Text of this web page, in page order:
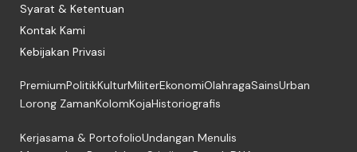
Syarat & Ketentuan
Kontak Kami
Kebijakan Privasi
PremiumPolitikKulturMiliterEkonomiOlahragaSainsUrban
Lorong ZamanKolomKojaHistoriografis
Kerjasama & PortofolioUndangan Menulis